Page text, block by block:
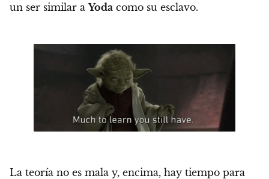
un ser similar aYoda como su esclavo.
La teoría no es mala y, encima, hay tiempo para